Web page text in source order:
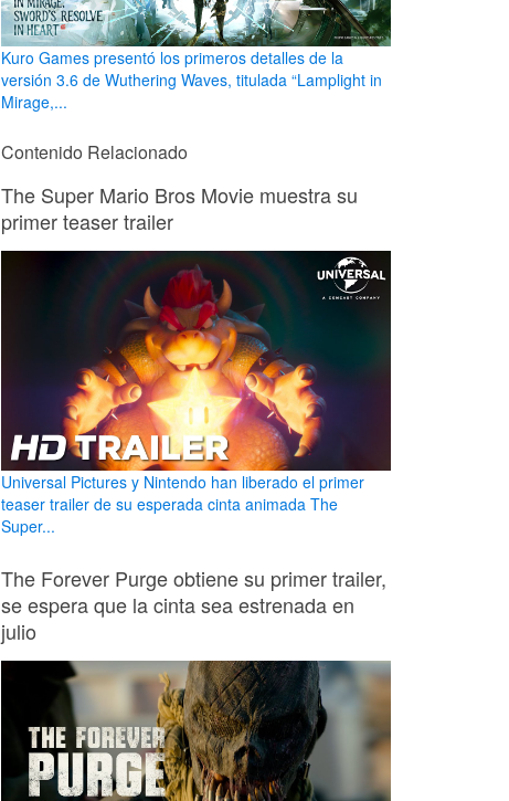
Kuro Games presentó los primeros detalles de la
versión 3.6 de Wuthering Waves, titulada “Lamplight in
Mirage,...
Contenido Relacionado
The Super Mario Bros Movie muestra su
primer teaser trailer
Universal Pictures y Nintendo han liberado el primer
teaser trailer de su esperada cinta animada The
Super...
The Forever Purge obtiene su primer trailer,
se espera que la cinta sea estrenada en
julio